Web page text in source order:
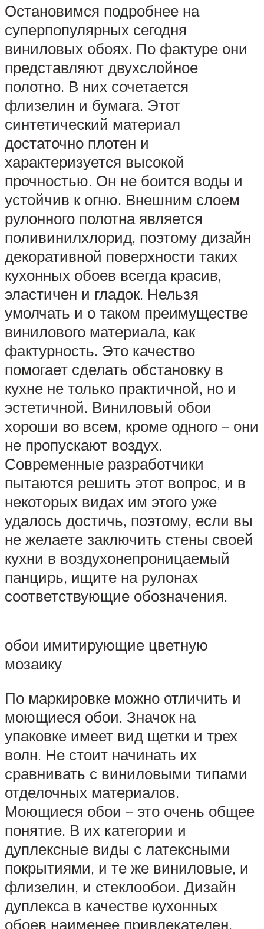
Остановимся подробнее на
суперпопулярных сегодня
виниловых обоях. По фактуре они
представляют двухслойное
полотно. В них сочетается
флизелин и бумага. Этот
синтетический материал
достаточно плотен и
характеризуется высокой
прочностью. Он не боится воды и
устойчив к огню. Внешним слоем
рулонного полотна является
поливинилхлорид, поэтому дизайн
декоративной поверхности таких
кухонных обоев всегда красив,
эластичен и гладок. Нельзя
умолчать и о таком преимуществе
винилового материала, как
фактурность. Это качество
помогает сделать обстановку в
кухне не только практичной, но и
эстетичной. Виниловый обои
хороши во всем, кроме одного – они
не пропускают воздух.
Современные разработчики
пытаются решить этот вопрос, и в
некоторых видах им этого уже
удалось достичь, поэтому, если вы
не желаете заключить стены своей
кухни в воздухонепроницаемый
панцирь, ищите на рулонах
соответствующие обозначения.
обои имитирующие цветную
мозаику
По маркировке можно отличить и
моющиеся обои. Значок на
упаковке имеет вид щетки и трех
волн. Не стоит начинать их
сравнивать с виниловыми типами
отделочных материалов.
Моющиеся обои – это очень общее
понятие. В их категории и
дуплексные виды с латексными
покрытиями, и те же виниловые, и
флизелин, и стеклообои. Дизайн
дуплекса в качестве кухонных
обоев наименее привлекателен.